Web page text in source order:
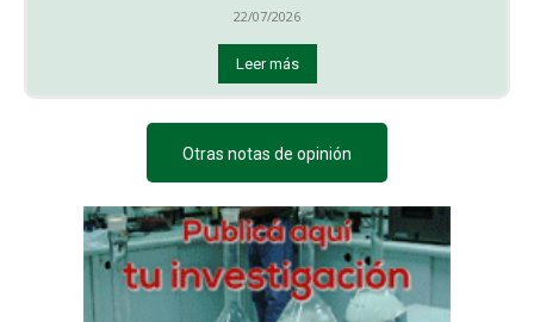
22/07/2026
Leer más
Otras notas de opinión